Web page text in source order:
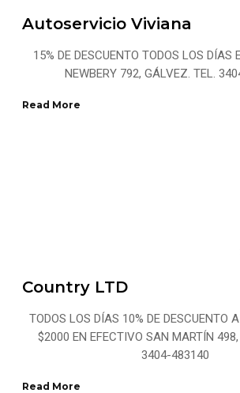
Autoservicio Viviana
15% DE DESCUENTO TODOS LOS DÍAS
NEWBERY 792, GÁLVEZ. TEL.
Read More
Country LTD
TODOS LOS DÍAS 10% DE DESCUENTO
$2000 EN EFECTIVO SAN MARTÍN
3404-483140
Read More